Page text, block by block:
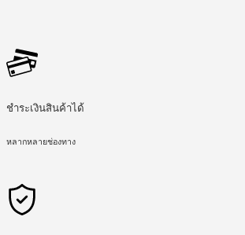
ชำระเงินสินค้าได้
หลากหลายช่องทาง